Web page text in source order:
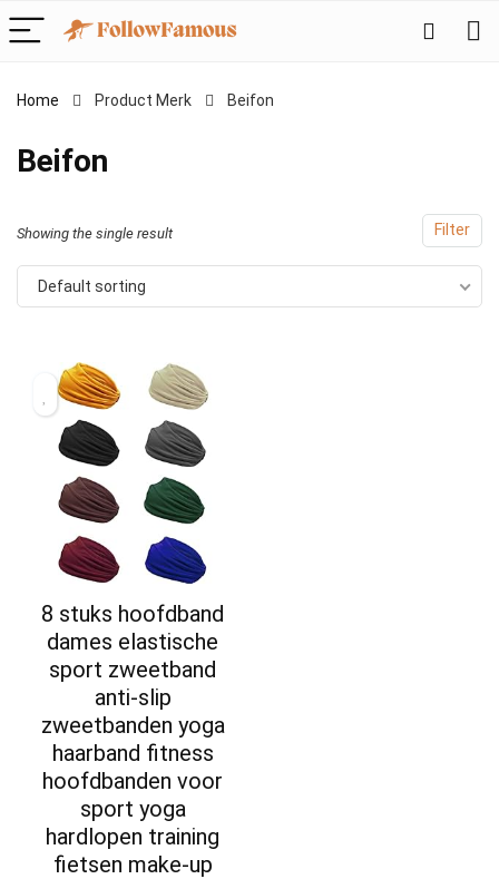
Home Product Merk ‎Beifon
‎Beifon
Filter
Showing the single result
Default sorting
8 stuks hoofdband
dames elastische
sport zweetband
anti-slip
zweetbanden yoga
haarband fitness
hoofdbanden voor
sport yoga
hardlopen training
fietsen make-up